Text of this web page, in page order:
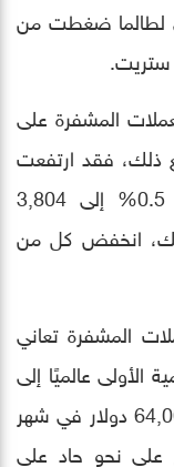
لطالما ضغطت من
ستريت.
المشفرة على
ذلك، فقد ارتفعت
عملية (إيثر)، ثاني أكبر عملة، بنسبة 0.5% إلى 3,804
ذلك، انخفض كل من
المشفرة تعاني
الأولى عالميًا إلى
أعلى مستوى لها على الإطلاق فوق 64,000 دولار في شهر
على نحو حاد على